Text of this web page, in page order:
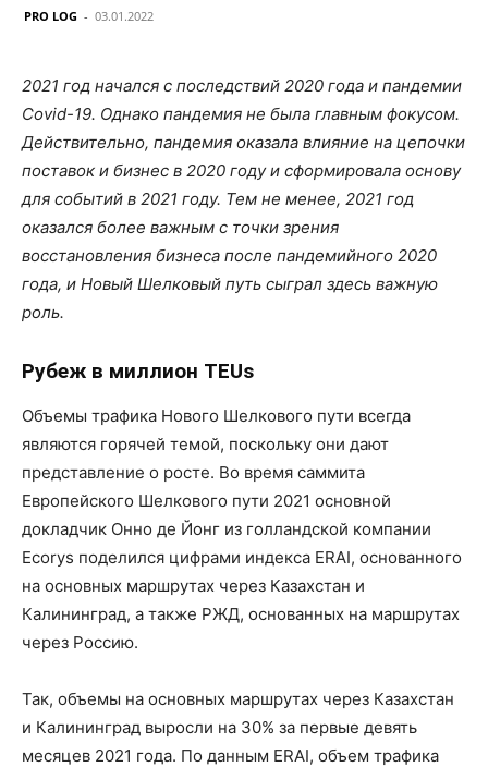
PRO LOG - 03.01.2022
2021 год начался с последствий 2020 года и пандемии
Covid-19. Однако пандемия не была главным фокусом.
Действительно, пандемия оказала влияние на цепочки
поставок и бизнес в 2020 году и сформировала основу
для событий в 2021 году. Тем не менее, 2021 год
оказался более важным с точки зрения
восстановления бизнеса после пандемийного 2020
года, и Новый Шелковый путь сыграл здесь важную
роль.
Рубеж в миллион TEUs
Объемы трафика Нового Шелкового пути всегда
являются горячей темой, поскольку они дают
представление о росте. Во время саммита
Европейского Шелкового пути 2021 основной
докладчик Онно де Йонг из голландской компании
Ecorys поделился цифрами индекса ERAI, основанного
на основных маршрутах через Казахстан и
Калининград, а также РЖД, основанных на маршрутах
через Россию.
Так, объемы на основных маршрутах через Казахстан
и Калининград выросли на 30% за первые девять
месяцев 2021 года. По данным ERAI, объем трафика